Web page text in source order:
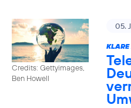
Credits: Gettyimages,
Ben Howell
05.